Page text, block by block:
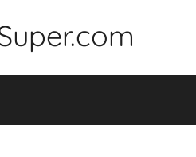
contenuto